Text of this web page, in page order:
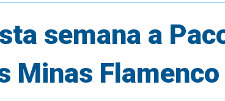
semana a
Minas Flamenco